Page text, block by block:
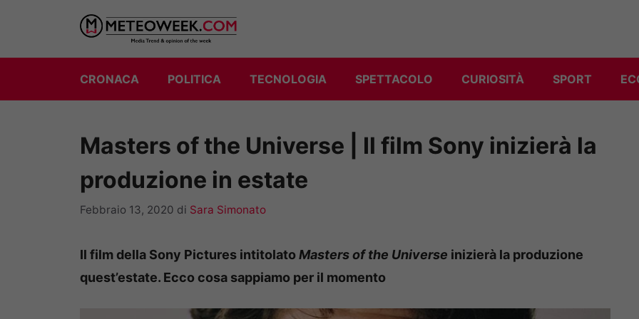
contenuto
CRONACA POLITICA TECNOLOGIA SPETTACOLO CURIOSITÀ SPORT
Masters of the Universe | Il film Sony inizierà la
produzione in estate
Febbraio 13, 2020 di Sara Simonato
Il film della Sony Pictures intitolatoMasters of the Universe inizierà la produzione
quest’estate. Ecco cosa sappiamo per il momento